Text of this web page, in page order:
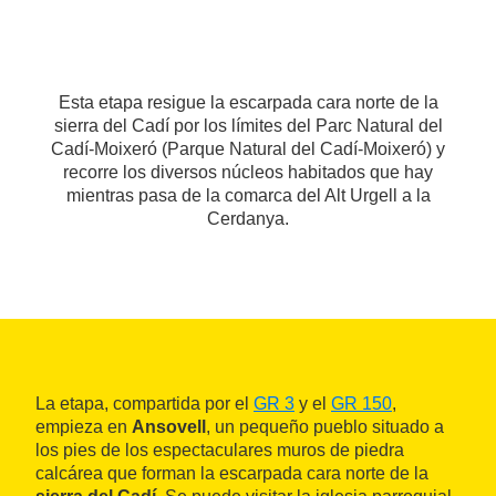
Esta etapa resigue la escarpada cara norte de la
sierra del Cadí por los límites del Parc Natural del
Cadí-Moixeró (Parque Natural del Cadí-Moixeró) y
recorre los diversos núcleos habitados que hay
mientras pasa de la comarca del Alt Urgell a la
Cerdanya.
La etapa, compartida por el GR 3 y el GR 150,
empieza en Ansovell , un pequeño pueblo situado a
los pies de los espectaculares muros de piedra
calcárea que forman la escarpada cara norte de la